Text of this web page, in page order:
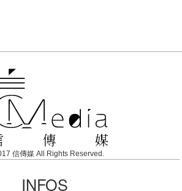
信傳媒 All Rights Reserved.
INFOS